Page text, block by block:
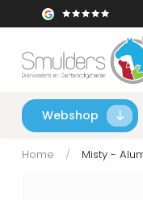
Webshop
Home / Misty -